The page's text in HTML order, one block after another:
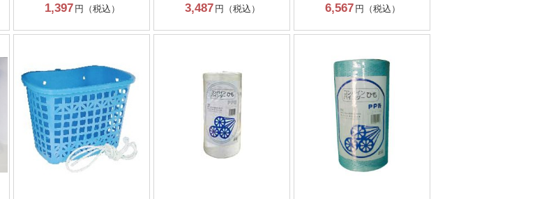
1,397 円（税込） 3,487 円（税込） 6,567 円（税込）